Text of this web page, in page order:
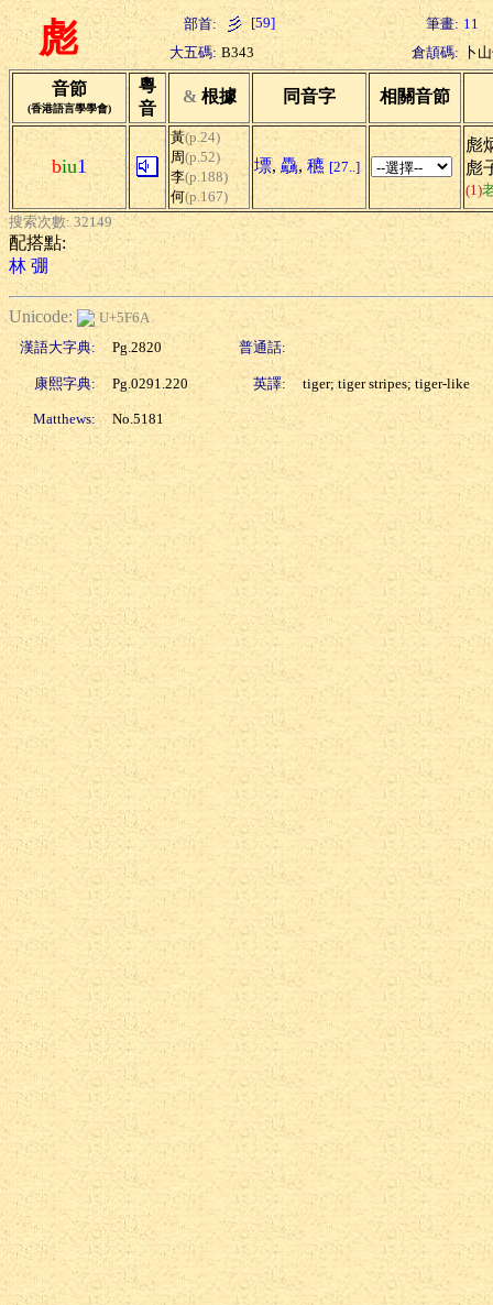
彪 部首: [59] 筆畫: 11
大五碼: B343 倉頡碼: 卜
音節
(香港語言學學會)
粵
音
& 根據 同音字 相關音節
biu1
黃(p.24)
周(p.52)
李(p.188)
何(p.167)
墂, 驫, 穮 [27..]
彪
彪
(1)
搜索次數: 32149
配搭點:
林 弸
Unicode:
U+5F6A
漢語大字典:
Pg.2820 普通話:
康熙字典: Pg.0291.220 英譯: tiger; tiger stripes; tiger-like
Matthews: No.5181